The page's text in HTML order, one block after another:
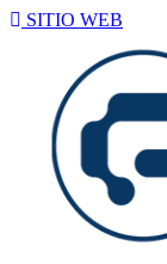
SITIO WEB